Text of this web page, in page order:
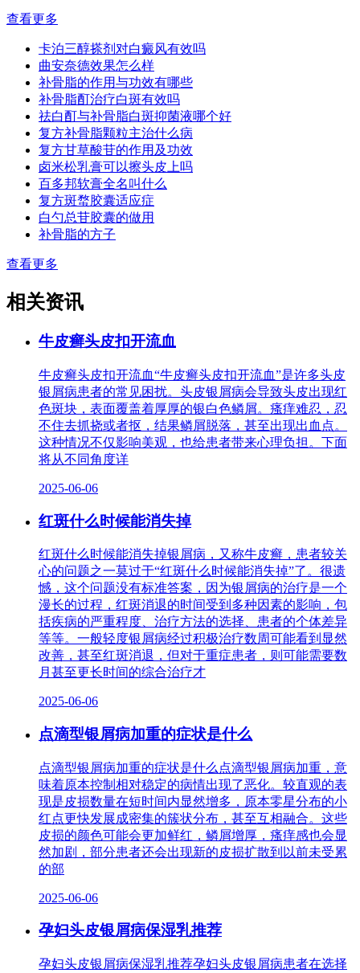
查看更多
卡泊三醇搽剂对白癜风有效吗
曲安奈德效果怎么样
补骨脂的作用与功效有哪些
补骨脂酊治疗白斑有效吗
祛白酊与补骨脂白斑抑菌液哪个好
复方补骨脂颗粒主治什么病
复方甘草酸苷的作用及功效
卤米松乳膏可以擦头皮上吗
百多邦软膏全名叫什么
复方斑蝥胶囊适应症
白勺总苷胶囊的做用
补骨脂的方子
查看更多
相关资讯
牛皮癣头皮扣开流血
牛皮癣头皮扣开流血“牛皮癣头皮扣开流血”是许多头皮
银屑病患者的常见困扰。头皮银屑病会导致头皮出现红
色斑块，表面覆盖着厚厚的银白色鳞屑。瘙痒难忍，忍
不住去抓挠或者抠，结果鳞屑脱落，甚至出现出血点。
这种情况不仅影响美观，也给患者带来心理负担。下面
将从不同角度详
2025-06-06
红斑什么时候能消失掉
红斑什么时候能消失掉银屑病，又称牛皮癣，患者较关
心的问题之一莫过于“红斑什么时候能消失掉”了。很遗
憾，这个问题没有标准答案，因为银屑病的治疗是一个
漫长的过程，红斑消退的时间受到多种因素的影响，包
括疾病的严重程度、治疗方法的选择、患者的个体差异
等等。一般轻度银屑病经过积极治疗数周可能看到显然
改善，甚至红斑消退，但对于重症患者，则可能需要数
月甚至更长时间的综合治疗才
2025-06-06
点滴型银屑病加重的症状是什么
点滴型银屑病加重的症状是什么点滴型银屑病加重，意
味着原本控制相对稳定的病情出现了恶化。较直观的表
现是皮损数量在短时间内显然增多，原本零星分布的小
红点更快发展成密集的簇状分布，甚至互相融合。这些
皮损的颜色可能会更加鲜红，鳞屑增厚，瘙痒感也会显
然加剧，部分患者还会出现新的皮损扩散到以前未受累
的部
2025-06-06
孕妇头皮银屑病保湿乳推荐
孕妇头皮银屑病保湿乳推荐孕妇头皮银屑病患者在选择